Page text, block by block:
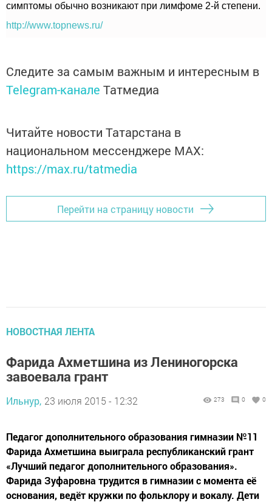
симптомы обычно возникают при лимфоме 2-й степени.
http://www.topnews.ru/
Следите за самым важным и интересным в
Telegram-канале Татмедиа
Читайте новости Татарстана в
национальном мессенджере MАХ:
https://max.ru/tatmedia
Перейти на страницу новости
НОВОСТНАЯ ЛЕНТА
Фарида Ахметшина из Лениногорска
завоевала грант
Ильнур, 23 июля 2015 - 12:32 273 0 0
Педагог дополнительного образования гимназии №11
Фарида Ахметшина выиграла республиканский грант
«Лучший педагог дополнительного образования».
Фарида Зуфаровна трудится в гимназии с момента её
основания, ведёт кружки по фольклору и вокалу. Дети